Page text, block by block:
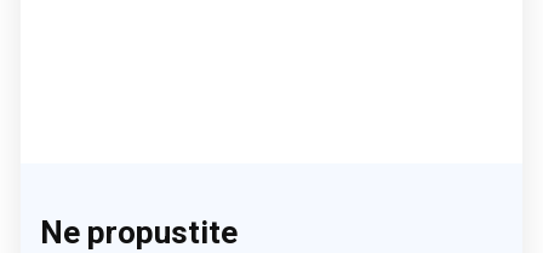
Ne propustite